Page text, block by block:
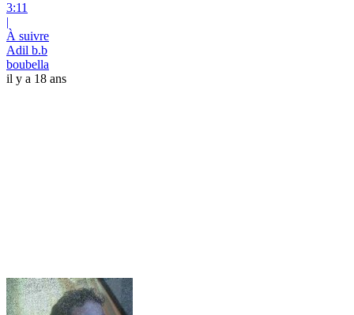
3:11
|
À suivre
Adil b.b
boubella
il y a 18 ans